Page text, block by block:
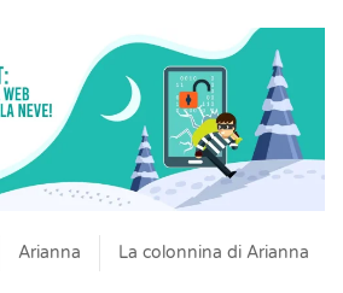
Arianna La colonnina di Arianna